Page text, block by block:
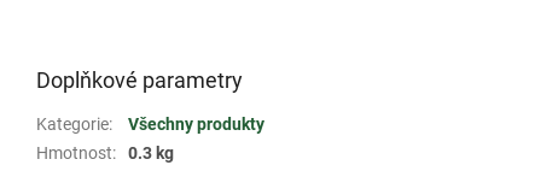
Doplňkové parametry
Kategorie:
Všechny produkty
Hmotnost:
0.3 kg